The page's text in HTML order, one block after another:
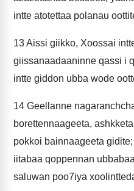
intte atotettaa polanau
13Aissi giikko, Xoossai
giissanaadaaninne qassi i
intte giddon ubba wode
14 Geellanne
borettennaageeta,
pokkoi bainnaageeta
iitabaa qoppennan
saluwan poo7iya